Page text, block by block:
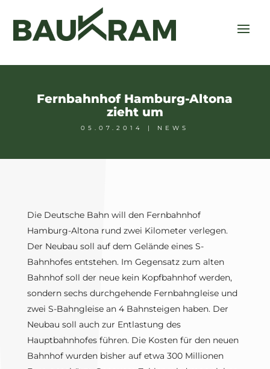
Fernbahnhof Hamburg-Altona
zieht um
05.07.2014 | NEWS
Die Deutsche Bahn will den Fernbahnhof
Hamburg-Altona rund zwei Kilometer verlegen.
Der Neubau soll auf dem Gelände eines S-
Bahnhofes entstehen. Im Gegensatz zum alten
Bahnhof soll der neue kein Kopfbahnhof werden,
sondern sechs durchgehende Fernbahngleise und
zwei S-Bahngleise an 4 Bahnsteigen haben. Der
Neubau soll auch zur Entlastung des
Hauptbahnhofes führen. Die Kosten für den neuen
Bahnhof wurden bisher auf etwa 300 Millionen